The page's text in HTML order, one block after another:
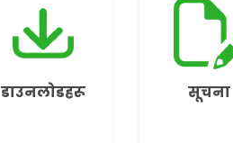
डाउनलोडहरू सूचना